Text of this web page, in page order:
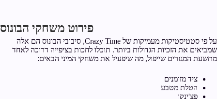
פירוט משחקי הבונוס
על פי סטטיסטיקות מעמיקות של Crazy Time, סיבובי הבונוס הם אלה
שמביאים את הזכיות הגדולות ביותר. תוכלו לחכות בציפייה דרוכה לאחד
מתשעת המגזרים שייפול, מה שיפעיל את משחקי המיני הבאים:
ציד מזומנים
הטלת מטבע
פצ'ינקו